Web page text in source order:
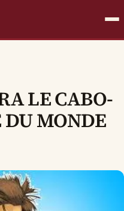
LE CABO-
DU MONDE